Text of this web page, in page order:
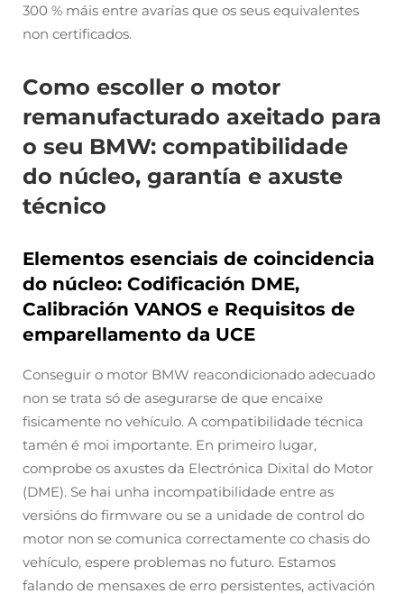
300 % máis entre avarías que os seus equivalentes
non certificados.
Como escoller o motor
remanufacturado axeitado para
o seu BMW: compatibilidade
do núcleo, garantía e axuste
técnico
Elementos esenciais de coincidencia
do núcleo: Codificación DME,
Calibración VANOS e Requisitos de
emparellamento da UCE
Conseguir o motor BMW reacondicionado adecuado
non se trata só de asegurarse de que encaixe
fisicamente no vehículo. A compatibilidade técnica
tamén é moi importante. En primeiro lugar,
comprobe os axustes da Electrónica Dixital do Motor
(DME). Se hai unha incompatibilidade entre as
versións do firmware ou se a unidade de control do
motor non se comunica correctamente co chasis do
vehículo, espere problemas no futuro. Estamos
falando de mensaxes de erro persistentes, activación